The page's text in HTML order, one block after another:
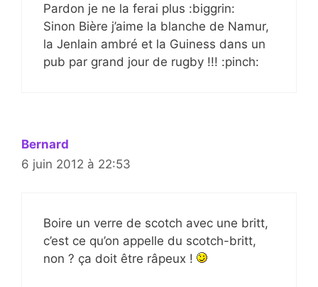
Pardon je ne la ferai plus :biggrin:
Sinon Bière j’aime la blanche de Namur,
la Jenlain ambré et la Guiness dans un
pub par grand jour de rugby !!! :pinch:
Bernard
6 juin 2012 à 22:53
Boire un verre de scotch avec une britt,
c’est ce qu’on appelle du scotch-britt,
non ? ça doit être râpeux !